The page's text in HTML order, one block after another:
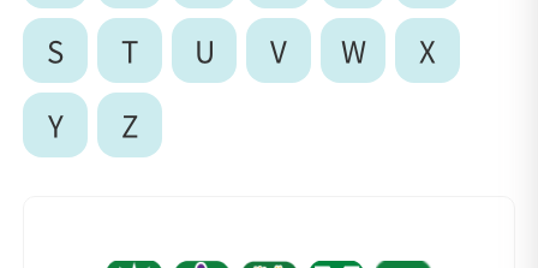
S
T U V W
X
Y
Z